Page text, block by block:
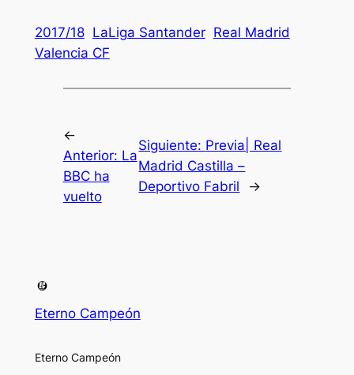
2017/18 LaLiga Santander Real Madrid
Valencia CF
←
Anterior: La
BBC ha
vuelto
Siguiente: Previa| Real
Madrid Castilla –
Deportivo Fabril
→
Eterno Campeón
Eterno Campeón